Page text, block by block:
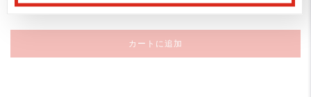
商品詳細
Kawaii テーマ「スイス・マウンテン」から着想を得た6色
のフェルトペン
カートに追加